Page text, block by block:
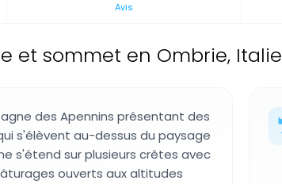
Avis
et sommet en Ombrie, Italie
des Apennins présentant des
s'élèvent au-dessus du paysage
s'étend sur plusieurs crêtes avec
ouverts aux altitudes